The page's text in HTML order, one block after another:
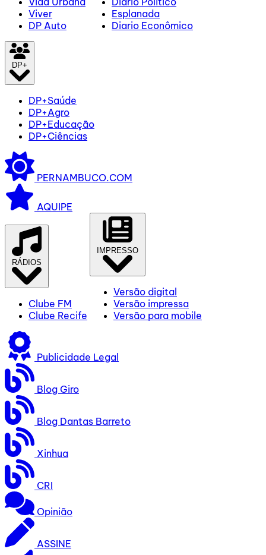
Viver
DP Auto
Esplanada
Diario Econômico
DP+
DP+Saúde
DP+Agro
DP+Educação
DP+Ciências
PERNAMBUCO.COM
AQUIPE
RÁDIOS
Clube FM
Clube Recife
IMPRESSO
Versão digital
Versão impressa
Versão para mobile
Publicidade Legal
Blog Giro
Blog Dantas Barreto
Xinhua
CRI
Opinião
ASSINE